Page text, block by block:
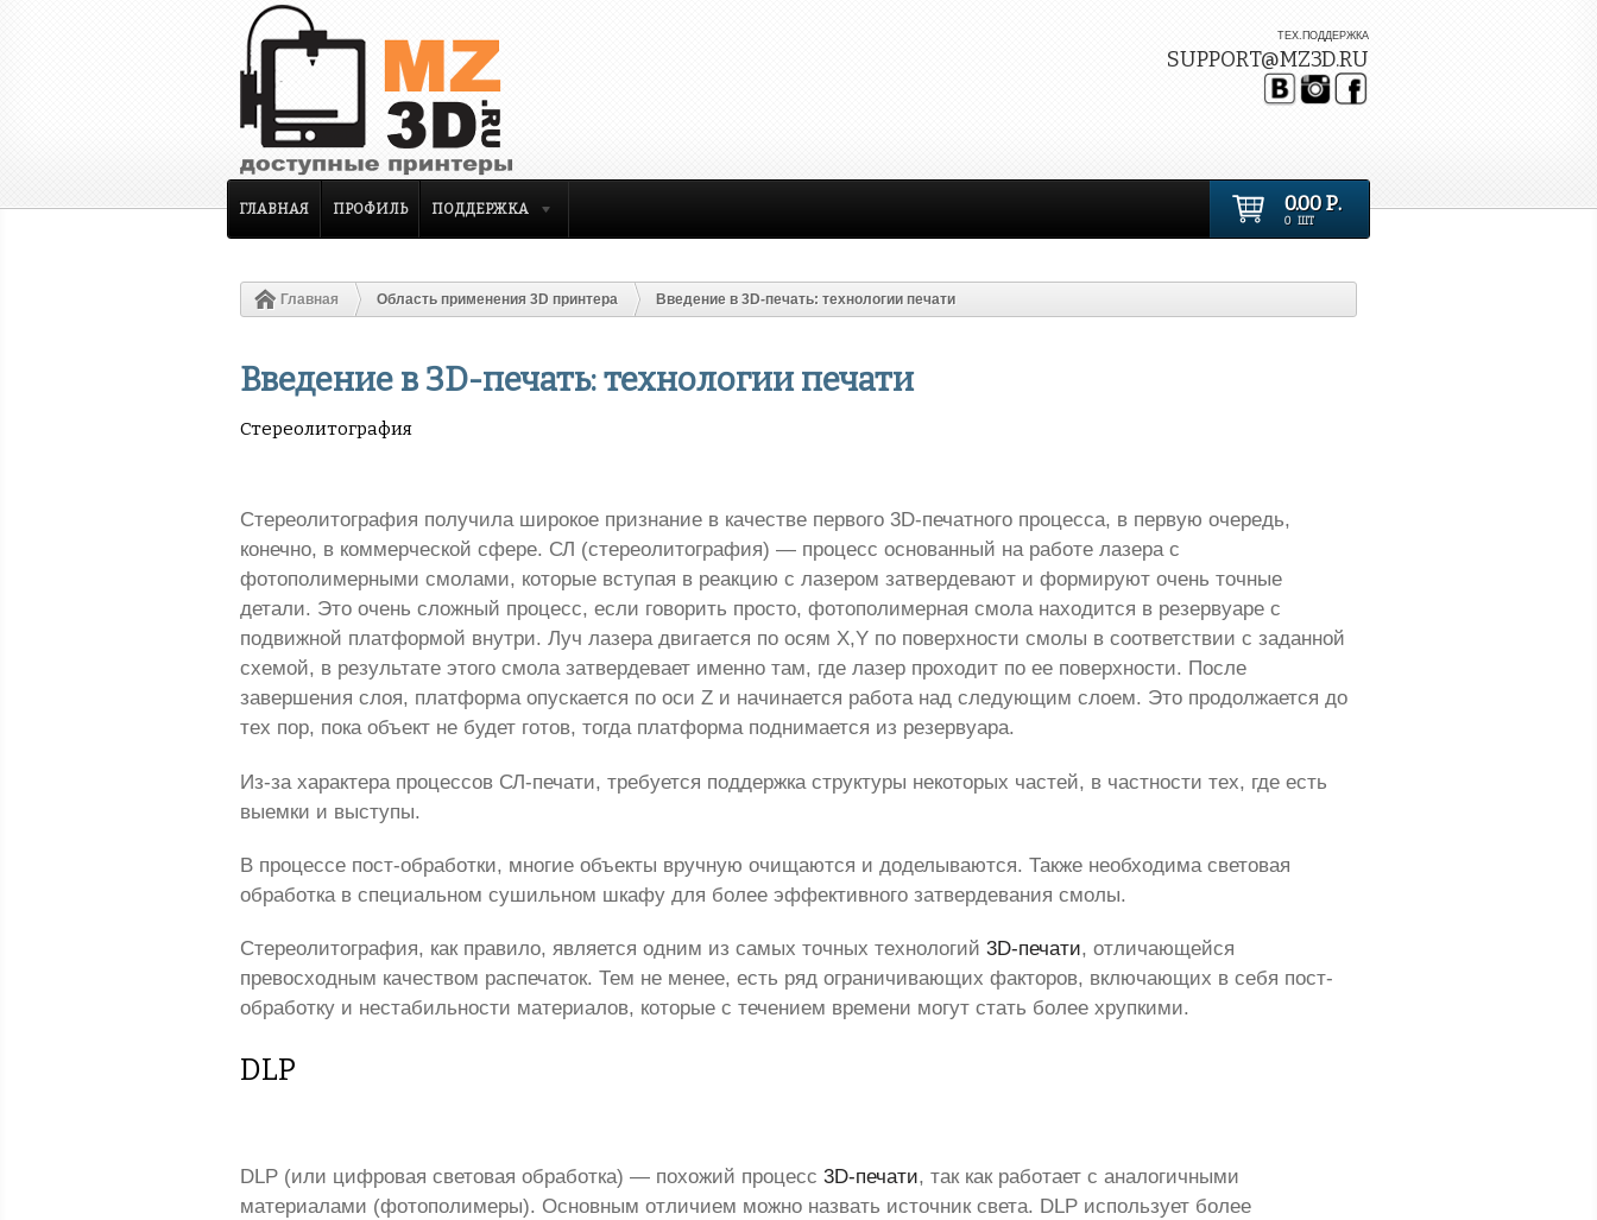
ТЕХ.ПОДДЕРЖКА
SUPPORT@MZ3D.RU
ГЛАВНАЯ ПРОФИЛЬ ПОДДЕРЖКА 0.00 Р.
0 ШТ
Главная Область применения 3D принтера Введение в 3D-печать: технологии печати
Введение в 3D-печать: технологии печати
Стереолитография
Стереолитография получила широкое признание в качестве первого 3D-печатного процесса, в первую очередь,
конечно, в коммерческой сфере. СЛ (стереолитография) — процесс основанный на работе лазера с
фотополимерными смолами, которые вступая в реакцию с лазером затвердевают и формируют очень точные
детали. Это очень сложный процесс, если говорить просто, фотополимерная смола находится в резервуаре с
подвижной платформой внутри. Луч лазера двигается по осям X,Y по поверхности смолы в соответствии с заданной
схемой, в результате этого смола затвердевает именно там, где лазер проходит по ее поверхности. После
завершения слоя, платформа опускается по оси Z и начинается работа над следующим слоем. Это продолжается до
тех пор, пока объект не будет готов, тогда платформа поднимается из резервуара.
Из-за характера процессов СЛ-печати, требуется поддержка структуры некоторых частей, в частности тех, где есть
выемки и выступы.
В процессе пост-обработки, многие объекты вручную очищаются и доделываются. Также необходима световая
обработка в специальном сушильном шкафу для более эффективного затвердевания смолы.
Стереолитография, как правило, является одним из самых точных технологий 3D-печати, отличающейся
превосходным качеством распечаток. Тем не менее, есть ряд ограничивающих факторов, включающих в себя пост-
обработку и нестабильности материалов, которые с течением времени могут стать более хрупкими.
DLP
DLP (или цифровая световая обработка) — похожий процесс 3D-печати, так как работает с аналогичными
материалами (фотополимеры). Основным отличием можно назвать источник света. DLP использует более